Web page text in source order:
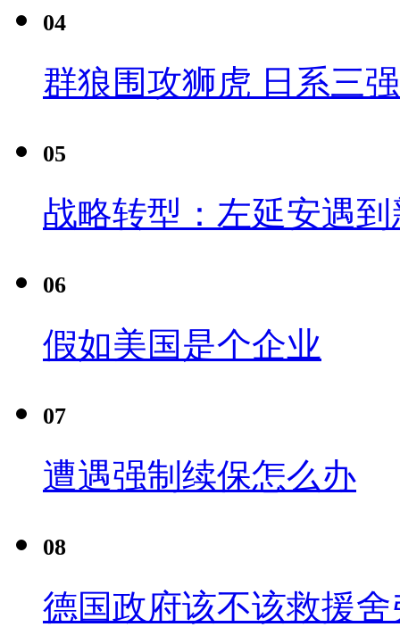
04
群狼围攻狮虎 日系三
05
战略转型：左延安遇
06
假如美国是个企业
07
遭遇强制续保怎么办
08
德国政府该不该救援舍